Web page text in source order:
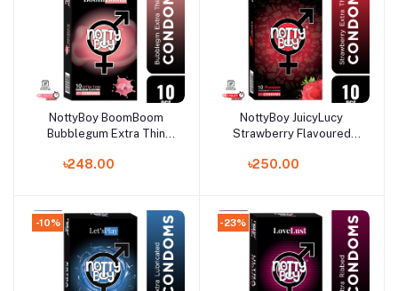
Add to cart
NottyBoy BoomBoom
Bubblegum Extra Thin
10Pcs Pack(India)
৳248.00
Add to cart
NottyBoy JuicyLucy
Strawberry Flavoured
Pack(India)
৳250.00
-10% -23%